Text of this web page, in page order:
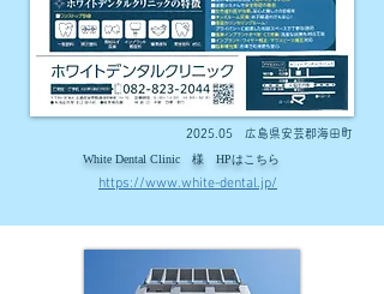
2025.05 広島県安芸郡海田町
White Dental Clinic 様 HPはこちら
https://www.white-dental.jp/